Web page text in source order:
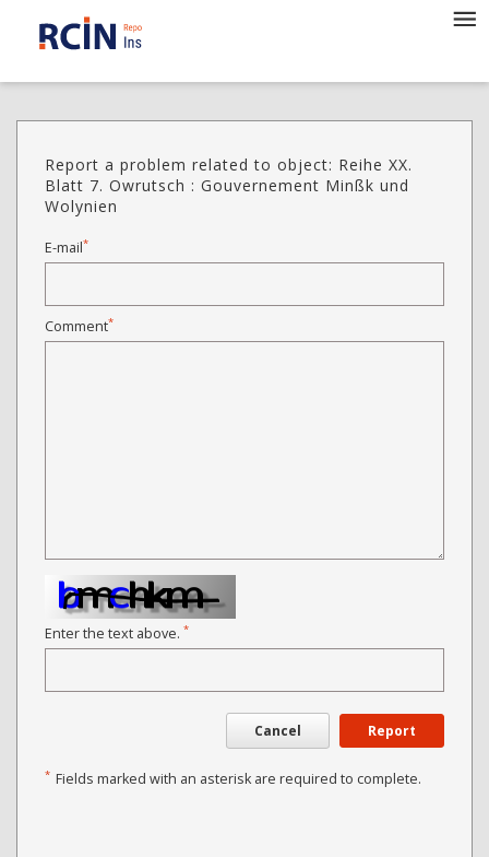
Report a problem related to object: Reihe XX.
Blatt 7. Owrutsch : Gouvernement Minßk und
Wolynien
E-mail*
Comment*
Enter the text above. *
Cancel Report
* Fields marked with an asterisk are required to complete.